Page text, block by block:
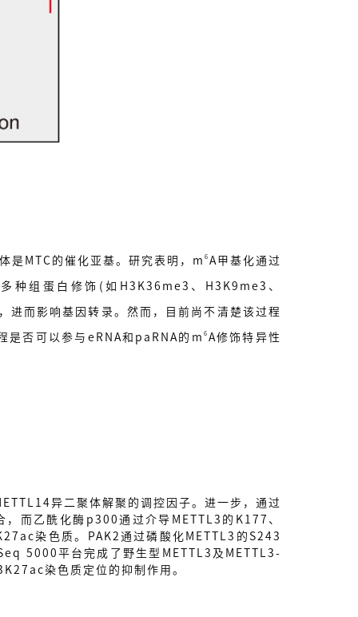
是MTC的催化亚基。研究表明，m 6 A甲基化通过
种组蛋白修饰(如H3K36me3、H3K9me3、
进而影响基因转录。然而，目前尚不清楚该过程
是否可以参与eRNA和paRNA的m 6 A修饰特异性
异二聚体解聚的调控因子。进一步，通过
而乙酰化酶p300通过介导METTL3的K177、
染色质。PAK2通过磷酸化METTL3的S243
5000平台完成了野生型METTL3及METTL3-
染色质定位的抑制作用。